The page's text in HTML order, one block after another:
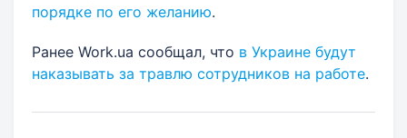
порядке по его желанию.
Ранее Work.ua сообщал, что в Украине будут
наказывать за травлю сотрудников на работе.